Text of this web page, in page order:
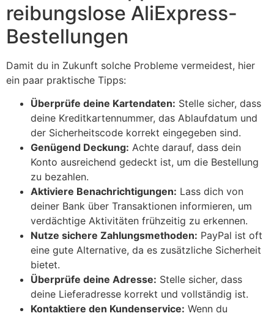
reibungslose AliExpress-
Bestellungen
Damit du in Zukunft solche Probleme vermeidest, hier
ein paar praktische Tipps:
Überprüfe deine Kartendaten: Stelle sicher, dass
deine Kreditkartennummer, das Ablaufdatum und
der Sicherheitscode korrekt eingegeben sind.
Genügend Deckung: Achte darauf, dass dein
Konto ausreichend gedeckt ist, um die Bestellung
zu bezahlen.
Aktiviere Benachrichtigungen: Lass dich von
deiner Bank über Transaktionen informieren, um
verdächtige Aktivitäten frühzeitig zu erkennen.
Nutze sichere Zahlungsmethoden: PayPal ist oft
eine gute Alternative, da es zusätzliche Sicherheit
bietet.
Überprüfe deine Adresse: Stelle sicher, dass
deine Lieferadresse korrekt und vollständig ist.
Kontaktiere den Kundenservice: Wenn du